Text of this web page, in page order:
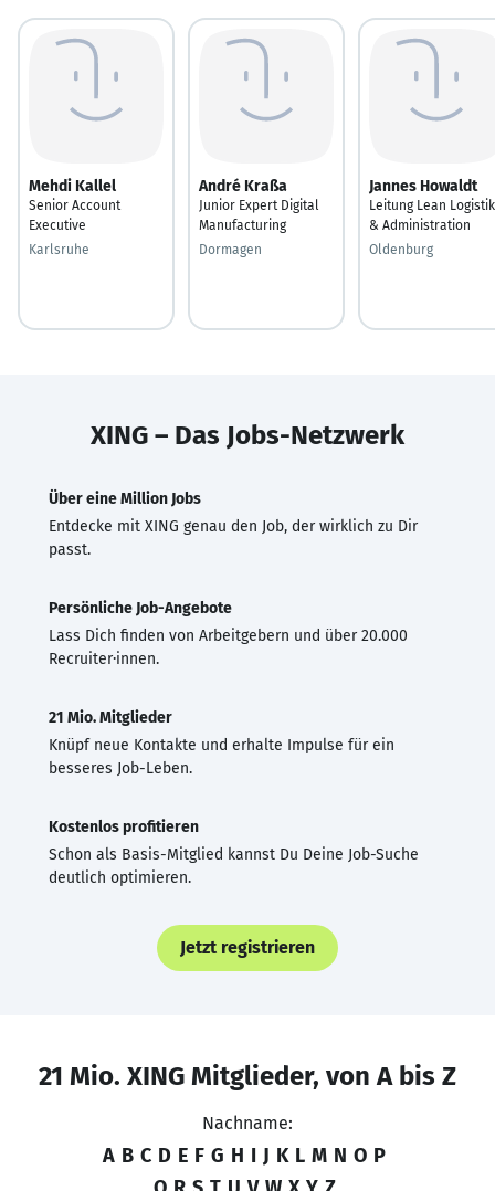
Mehdi Kallel
Senior Account
Executive
Karlsruhe
André Kraßa
Junior Expert Digital
Manufacturing
Dormagen
Jannes Howaldt
Leitung Lean Logistik
& Administration
Oldenburg
XING – Das Jobs-Netzwerk
Über eine Million Jobs
Entdecke mit XING genau den Job, der wirklich zu Dir
passt.
Persönliche Job-Angebote
Lass Dich finden von Arbeitgebern und über 20.000
Recruiter·innen.
21 Mio. Mitglieder
Knüpf neue Kontakte und erhalte Impulse für ein
besseres Job-Leben.
Kostenlos profitieren
Schon als Basis-Mitglied kannst Du Deine Job-Suche
deutlich optimieren.
Jetzt registrieren
21 Mio. XING Mitglieder, von A bis Z
Nachname:
A B C D E F G H I J K L M N O P